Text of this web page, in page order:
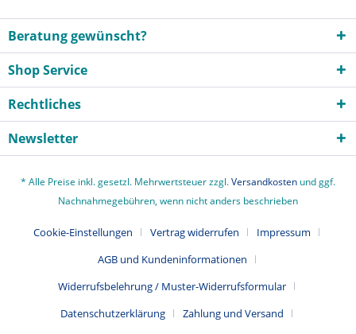
Beratung gewünscht?
Shop Service
Rechtliches
Newsletter
* Alle Preise inkl. gesetzl. Mehrwertsteuer zzgl.Versandkosten und ggf.
Nachnahmegebühren, wenn nicht anders beschrieben
Cookie-Einstellungen Vertrag widerrufen
Impressum
AGB und Kundeninformationen
Widerrufsbelehrung / Muster-Widerrufsformular
Datenschutzerklärung
Zahlung und Versand